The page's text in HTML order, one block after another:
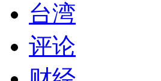
台湾
评论